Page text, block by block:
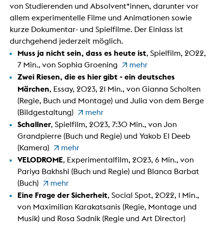
von Studierenden und Absolvent*innen, darunter vor
allem experimentelle Filme und Animationen sowie
kurze Dokumentar- und Spielfilme. Der Einlass ist
durchgehend jederzeit möglich.
Muss ja nicht sein, dass es heute ist, Spielfilm, 2022,
7 Min., von Sophia Groening
mehr
Zwei Riesen, die es hier gibt - ein deutsches
Märchen, Essay, 2023, 21 Min., von Gianna Scholten
(Regie, Buch und Montage) und Julia von dem Berge
(Bildgestaltung)
mehr
Schallner, Spielfilm, 2023, 7:30 Min., von Jon
Grandpierre (Buch und Regie) und Yakob El Deeb
(Kamera)
mehr
VELODROME, Experimentalfilm, 2023, 6 Min., von
Pariya Bakhshi (Buch und Regie) und Blanca Barbat
(Buch)
mehr
Eine Frage der Sicherheit, Social Spot, 2022, 1 Min.,
von Maximilian Karakatsanis (Regie, Montage und
Musik) und Rosa Sadnik (Regie und Art Director)